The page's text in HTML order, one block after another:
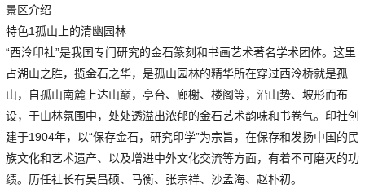
景区介绍
特色1孤山上的清幽园林
“西泠印社”是我国专门研究的金石篆刻和书画艺术著名学术团体。这里
占湖山之胜，揽金石之华，是孤山园林的精华所在穿过西泠桥就是孤
山，自孤山南麓上达山巅，亭台、廊榭、楼阁等，沿山势、坡形而布
设，于山林氛围中，处处透溢出浓郁的金石艺术韵味和书卷气。印社创
建于1904年，以“保存金石，研究印学”为宗旨，在保存和发扬中国的民
族文化和艺术遗产、以及增进中外文化交流等方面，有着不可磨灭的功
绩。历任社长有吴昌硕、马衡、张宗祥、沙孟海、赵朴初。